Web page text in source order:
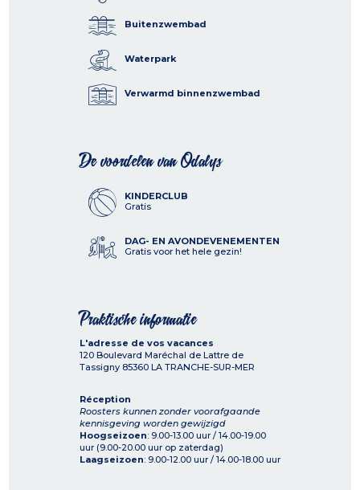
Buitenzwembad
Waterpark
Verwarmd binnenzwembad
De voordelen van Odalys
KINDERCLUB
Gratis
DAG- EN AVONDEVENEMENTEN
Gratis voor het hele gezin!
Praktische informatie
L'adresse de vos vacances
120 Boulevard Maréchal de Lattre de
Tassigny 85360 LA TRANCHE-SUR-MER
Réception
Roosters kunnen zonder voorafgaande
kennisgeving worden gewijzigd
Hoogseizoen: 9.00-13.00 uur / 14.00-19.00
uur (9.00-20.00 uur op zaterdag)
Laagseizoen: 9.00-12.00 uur / 14.00-18.00 uur